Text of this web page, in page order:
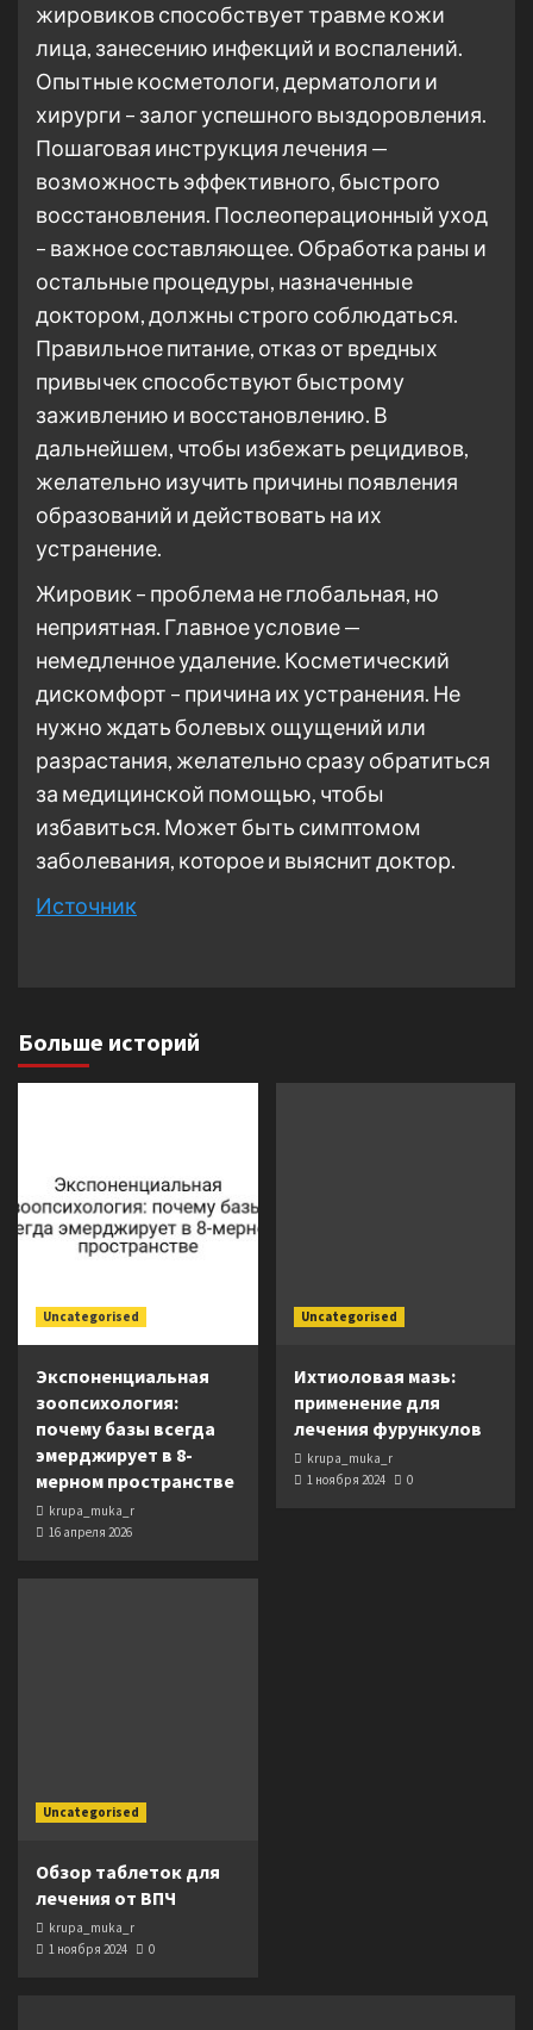
жировиков способствует травме кожи
лица, занесению инфекций и воспалений.
Опытные косметологи, дерматологи и
хирурги – залог успешного выздоровления.
Пошаговая инструкция лечения —
возможность эффективного, быстрого
восстановления. Послеоперационный уход
– важное составляющее. Обработка раны и
остальные процедуры, назначенные
доктором, должны строго соблюдаться.
Правильное питание, отказ от вредных
привычек способствуют быстрому
заживлению и восстановлению. В
дальнейшем, чтобы избежать рецидивов,
желательно изучить причины появления
образований и действовать на их
устранение.
Жировик – проблема не глобальная, но
неприятная. Главное условие —
немедленное удаление. Косметический
дискомфорт – причина их устранения. Не
нужно ждать болевых ощущений или
разрастания, желательно сразу обратиться
за медицинской помощью, чтобы
избавиться. Может быть симптомом
заболевания, которое и выяснит доктор.
Источник
Больше историй
Uncategorised
Экспоненциальная
зоопсихология:
почему базы всегда
эмерджирует в 8-
мерном пространстве
krupa_muka_r
16 апреля 2026
Uncategorised
Ихтиоловая мазь:
применение для
лечения фурункулов
krupa_muka_r
1 ноября 2024
0
Uncategorised
Обзор таблеток для
лечения от ВПЧ
krupa_muka_r
1 ноября 2024
0